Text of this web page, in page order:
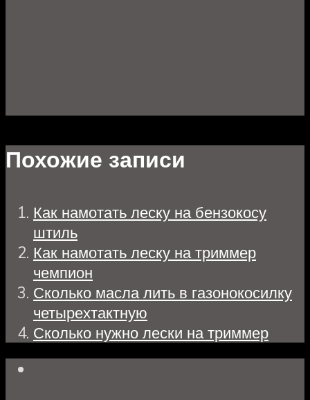
Похожие записи
Как намотать леску на бензокосу
штиль
Как намотать леску на триммер
чемпион
Сколько масла лить в газонокосилку
четырехтактную
Сколько нужно лески на триммер